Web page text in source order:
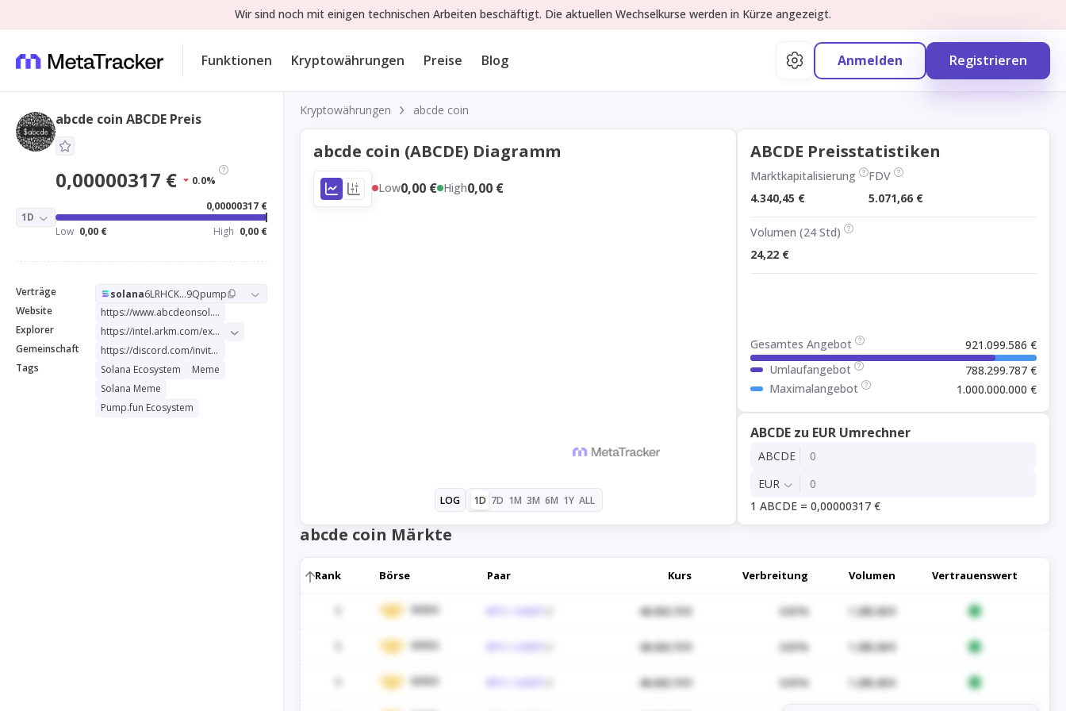
Wir sind noch mit einigen technischen Arbeiten beschäftigt. Die aktuellen Wechselkurse werden in Kürze angezeigt.
Funktionen Kryptowährungen Preise Blog Anmelden Registrieren
abcde coin ABCDE Preis
0,00000317 € 0.0%
1D
0,00000317 €
Low 0,00 € High 0,00 €
Verträge solana6LRHCK...9Qpump
Website
https://www.abcdeonsol.xyz/
Explorer
https://intel.arkm.com/explorer/token/abcde-coin
Gemeinschaft
https://discord.com/invite/abcdecoin
Tags
Solana Ecosystem
Meme
Solana Meme
Pump.fun Ecosystem
Kryptowährungen abcde coin
abcde coin (ABCDE) Diagramm
Low0,00 € High0,00 €
LOG 1D 7D 1M 3M 6M 1Y ALL
ABCDE Preisstatistiken
Marktkapitalisierung
4.340,45 €
FDV
5.071,66 €
Volumen (24 Std)
24,22 €
Gesamtes Angebot
921.099.586 €
Umlaufangebot
788.299.787 €
Maximalangebot
1.000.000.000 €
ABCDE zu EUR Umrechner
ABCDE
EUR
1 ABCDE = 0,00000317 €
abcde coin Märkte
Rank Börse Paar Kurs Verbreitung Volumen Vertrauenswert
WEEX 48.430,70 $ 0.01% 1.285,06 $
WEEX 48.430,70 $ 0.01% 1.285,06 $
WEEX 48.430,70 $ 0.01% 1.285,06 $